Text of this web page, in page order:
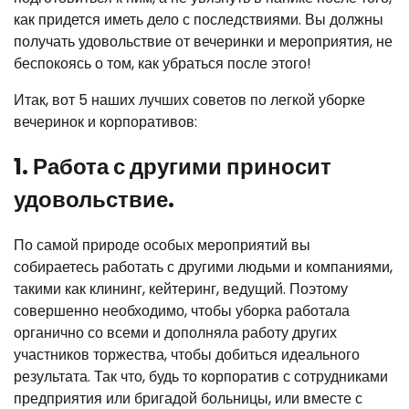
как придется иметь дело с последствиями. Вы должны
получать удовольствие от вечеринки и мероприятия, не
беспокоясь о том, как убраться после этого!
Итак, вот 5 наших лучших советов по легкой уборке
вечеринок и корпоративов:
1. Работа с другими приносит
удовольствие.
По самой природе особых мероприятий вы
собираетесь работать с другими людьми и компаниями,
такими как клининг, кейтеринг, ведущий. Поэтому
совершенно необходимо, чтобы уборка работала
органично со всеми и дополняла работу других
участников торжества, чтобы добиться идеального
результата. Так что, будь то корпоратив с сотрудниками
предприятия или бригадой больницы, или вместе с